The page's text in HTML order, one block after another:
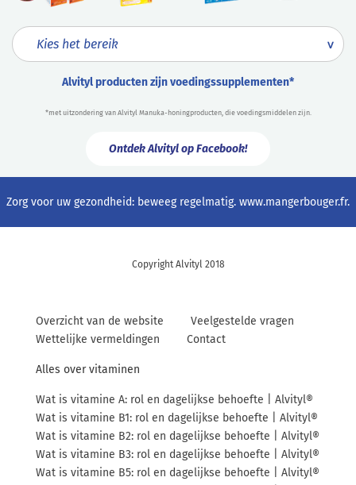
Alvityl producten zijn voedingssupplementen*
*met uitzondering van Alvityl Manuka-honingproducten, die voedingsmiddelen zijn.
Ontdek Alvityl op Facebook!
Zorg voor uw gezondheid: beweeg regelmatig. www.mangerbouger.fr.
Copyright Alvityl 2018
Overzicht van de website
Veelgestelde vragen
Wettelijke vermeldingen
Contact
Alles over vitaminen
Wat is vitamine A: rol en dagelijkse behoefte | Alvityl®
Wat is vitamine B1: rol en dagelijkse behoefte | Alvityl®
Wat is vitamine B2: rol en dagelijkse behoefte | Alvityl®
Wat is vitamine B3: rol en dagelijkse behoefte | Alvityl®
Wat is vitamine B5: rol en dagelijkse behoefte | Alvityl®